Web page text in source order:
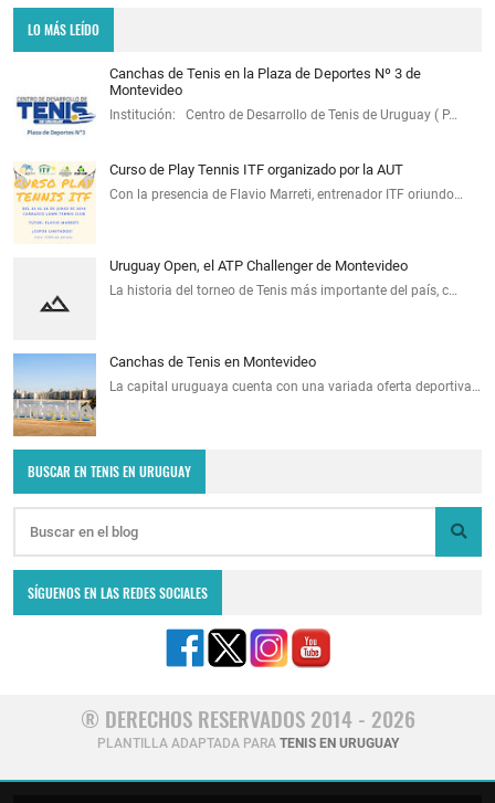
LO MÁS LEÍDO
Canchas de Tenis en la Plaza de Deportes Nº 3 de
Montevideo
Institución: Centro de Desarrollo de Tenis de Uruguay ( P…
Curso de Play Tennis ITF organizado por la AUT
Con la presencia de Flavio Marreti, entrenador ITF oriundo…
Uruguay Open, el ATP Challenger de Montevideo
La historia del torneo de Tenis más importante del país, c…
Canchas de Tenis en Montevideo
La capital uruguaya cuenta con una variada oferta deportiva…
BUSCAR EN TENIS EN URUGUAY
SÍGUENOS EN LAS REDES SOCIALES
® DERECHOS RESERVADOS 2014 - 2026
PLANTILLA ADAPTADA PARA TENIS EN URUGUAY